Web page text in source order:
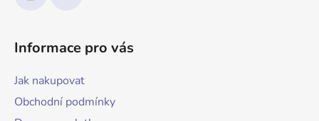
Informace pro vás
Jak nakupovat
Obchodní podmínky